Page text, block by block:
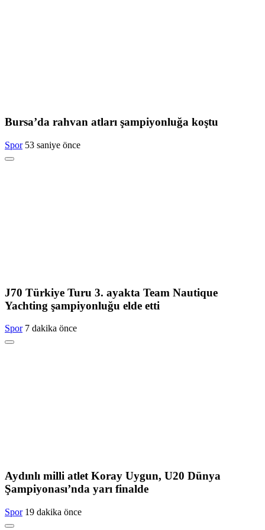
Bursa’da rahvan atları şampiyonluğa koştu
Spor 53 saniye önce
J70 Türkiye Turu 3. ayakta Team Nautique
Yachting şampiyonluğu elde etti
Spor 7 dakika önce
Aydınlı milli atlet Koray Uygun, U20 Dünya
Şampiyonası’nda yarı finalde
Spor 19 dakika önce